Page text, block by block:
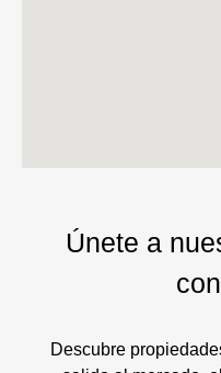
Únete a
Descubre